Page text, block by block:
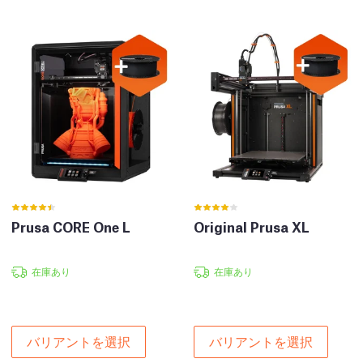
Prusa CORE One L
在庫あり
バリアントを選択
Original Prusa XL
在庫あり
バリアントを選択